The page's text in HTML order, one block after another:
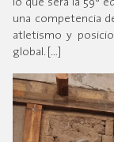
lo que será la 59ª
una competencia
atletismo y
global. […]